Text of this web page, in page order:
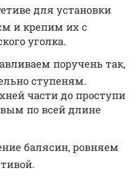
для установки
и крепим их с
уголка.
поручень так,
ступеням.
части до проступи
по всей длине
балясин, ровняем